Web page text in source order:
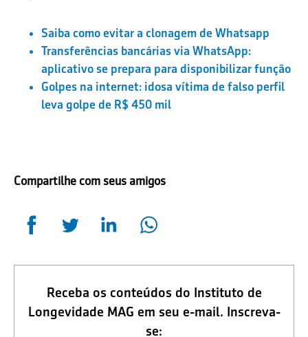
Saiba como evitar a clonagem de Whatsapp
Transferências bancárias via WhatsApp:
aplicativo se prepara para disponibilizar função
Golpes na internet: idosa vítima de falso perfil
leva golpe de R$ 450 mil
Compartilhe com seus amigos
Receba os conteúdos do Instituto de
Longevidade MAG em seu e-mail. Inscreva-
se: